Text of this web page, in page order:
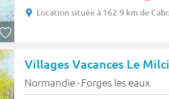
Location située à 162.9 km de
Villages Vacances Le
Normandie- Forges les eaux